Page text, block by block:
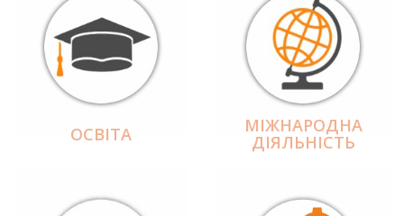
ОСВІТА МІЖНАРОДНА
ДІЯЛЬНІCТЬ